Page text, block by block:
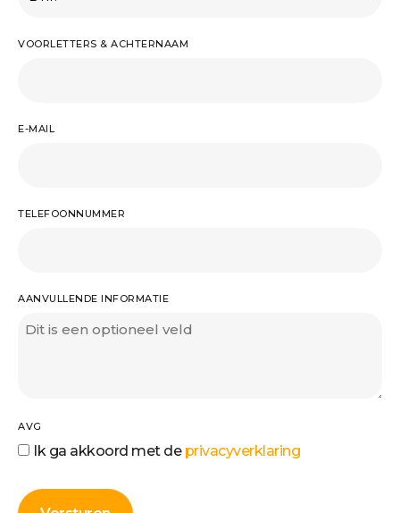
VOORLETTERS & ACHTERNAAM
E-MAIL
TELEFOONNUMMER
AANVULLENDE INFORMATIE
AVG
Ik ga akkoord met de privacyverklaring